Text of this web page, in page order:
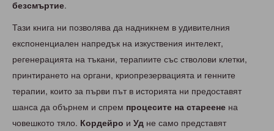
безсмъртие.
Тази книга ни позволява да надникнем в удивителния
експоненциален напредък на изкуствения интелект,
регенерацията на тъкани, терапиите със стволови клетки,
принтирането на органи, криопрезервацията и генните
терапии, които за първи път в историята ни предоставят
шанса да обърнем и спрем процесите на стареене на
човешкото тяло. Кордейро и Уд не само представят